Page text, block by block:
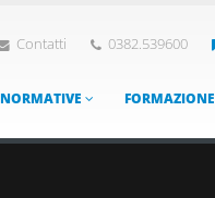
Contatti 0382.539600
NORMATIVE FORMAZIONE